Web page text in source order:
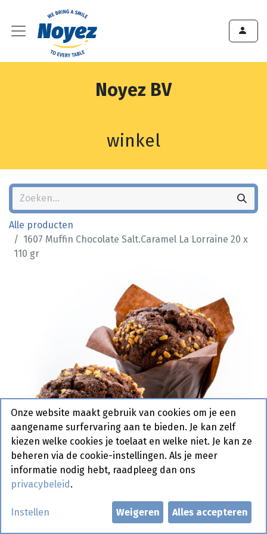
Noyez BV
winkel
Alle producten
1607 Muffin Chocolate Salt.Caramel La Lorraine 20 x
110 gr
1607 Muffin Chocolate
Onze website maakt gebruik van cookies om je een
aangename surfervaring aan te bieden. Je kan zelf
kiezen welke cookies je toelaat en welke niet. Je kan ze
beheren via de cookie-instellingen. Als je meer
informatie nodig hebt, raadpleeg dan ons
privacybeleid .
Instellen Weigeren Alles accepteren